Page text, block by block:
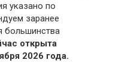
указано по
заранее
большинства
открыта
2026 года.